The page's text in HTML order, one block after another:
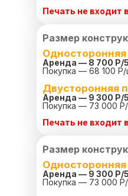
Печать не входит
Размер
Односторонняя
Аренда — 8 700 Р/
Покупка — 68 100
Двусторонняя
Аренда — 9 300 Р/
Покупка — 73 000
Печать не входит
Размер
Односторонняя
Аренда — 9 300 Р/
Покупка — 73 000